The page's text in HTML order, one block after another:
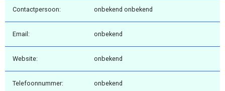
Contactpersoon: onbekend onbekend
Email: onbekend
Website: onbekend
Telefoonnummer: onbekend